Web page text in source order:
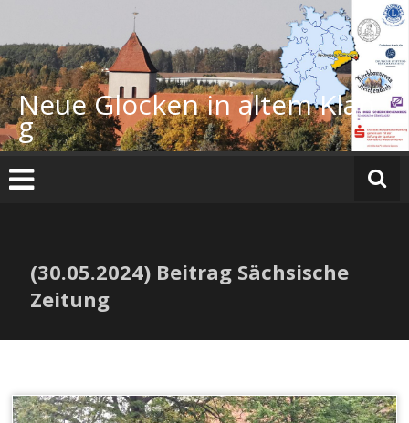
springen
Neue Glocken in altem Klan
g
(30.05.2024) Beitrag Sächsische
Zeitung